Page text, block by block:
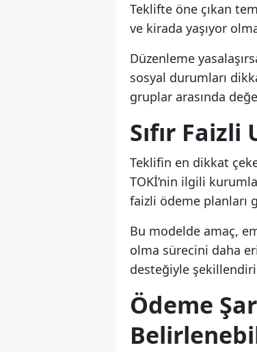
Teklifte öne çıkan
ve kirada yaşıyor
Düzenleme
sosyal durumları
gruplar arasında
Sıfır
Teklifin en dikkat
TOKİ’nin ilgili
faizli ödeme planları
Bu modelde amaç,
olma sürecini daha
desteğiyle
Ödeme